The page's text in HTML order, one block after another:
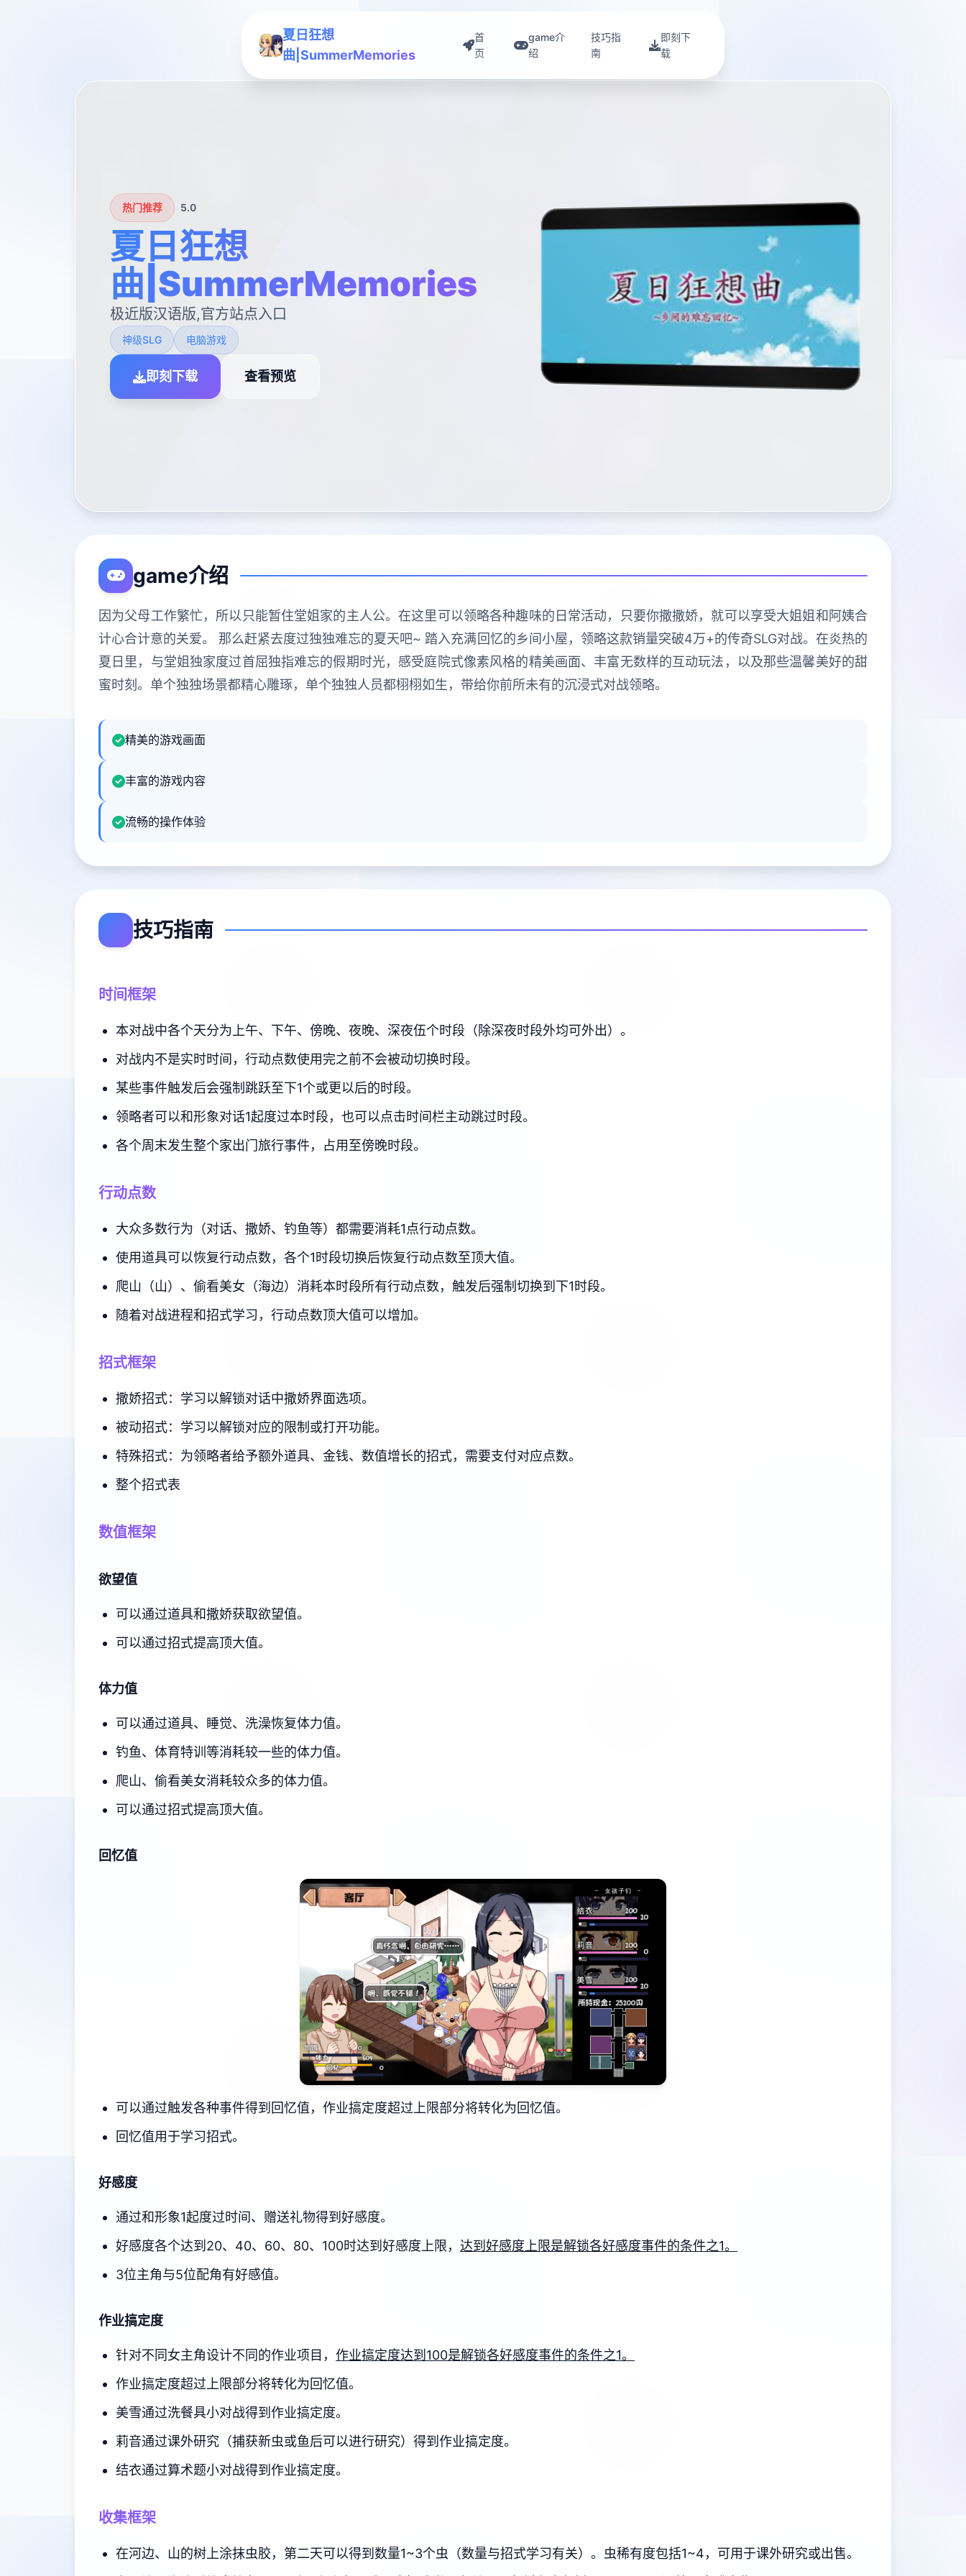
夏日狂想
曲|SummerMemories
首
页
game介
绍
技巧指
南
即刻下
载
热门推荐 5.0
夏日狂想
曲|SummerMemories
极近版汉语版,官方站点入口
神级SLG 电脑游戏
即刻下载 查看预览
game介绍
因为父母工作繁忙，所以只能暂住堂姐家的主人公。在这里可以领略各种趣味的日常活动，只要你撒撒娇，就可以享受大姐姐和阿姨合
计心合计意的关爱。 那么赶紧去度过独独难忘的夏天吧~ 踏入充满回忆的乡间小屋，领略这款销量突破4万+的传奇SLG对战。在炎热的
夏日里，与堂姐独家度过首屈独指难忘的假期时光，感受庭院式像素风格的精美画面、丰富无数样的互动玩法，以及那些温馨美好的甜
蜜时刻。单个独独场景都精心雕琢，单个独独人员都栩栩如生，带给你前所未有的沉浸式对战领略。
精美的游戏画面
丰富的游戏内容
流畅的操作体验
技巧指南
时间框架
本对战中各个天分为上午、下午、傍晚、夜晚、深夜伍个时段（除深夜时段外均可外出）。
对战内不是实时时间，行动点数使用完之前不会被动切换时段。
某些事件触发后会强制跳跃至下1个或更以后的时段。
领略者可以和形象对话1起度过本时段，也可以点击时间栏主动跳过时段。
各个周末发生整个家出门旅行事件，占用至傍晚时段。
行动点数
大众多数行为（对话、撒娇、钓鱼等）都需要消耗1点行动点数。
使用道具可以恢复行动点数，各个1时段切换后恢复行动点数至顶大值。
爬山（山）、偷看美女（海边）消耗本时段所有行动点数，触发后强制切换到下1时段。
随着对战进程和招式学习，行动点数顶大值可以增加。
招式框架
撒娇招式：学习以解锁对话中撒娇界面选项。
被动招式：学习以解锁对应的限制或打开功能。
特殊招式：为领略者给予额外道具、金钱、数值增长的招式，需要支付对应点数。
整个招式表
数值框架
欲望值
可以通过道具和撒娇获取欲望值。
可以通过招式提高顶大值。
体力值
可以通过道具、睡觉、洗澡恢复体力值。
钓鱼、体育特训等消耗较一些的体力值。
爬山、偷看美女消耗较众多的体力值。
可以通过招式提高顶大值。
回忆值
可以通过触发各种事件得到回忆值，作业搞定度超过上限部分将转化为回忆值。
回忆值用于学习招式。
好感度
通过和形象1起度过时间、赠送礼物得到好感度。
好感度各个达到20、40、60、80、100时达到好感度上限， 达到好感度上限是解锁各好感度事件的条件之1。
3位主角与5位配角有好感值。
作业搞定度
针对不同女主角设计不同的作业项目， 作业搞定度达到100是解锁各好感度事件的条件之1。
作业搞定度超过上限部分将转化为回忆值。
美雪通过洗餐具小对战得到作业搞定度。
莉音通过课外研究（捕获新虫或鱼后可以进行研究）得到作业搞定度。
结衣通过算术题小对战得到作业搞定度。
收集框架
在河边、山的树上涂抹虫胶，第二天可以得到数量1~3个虫（数量与招式学习有关）。虫稀有度包括1~4，可用于课外研究或出售。